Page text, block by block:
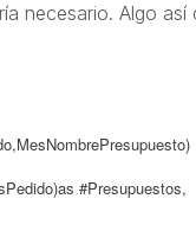
necesario. Algo así
#Presupuestos,